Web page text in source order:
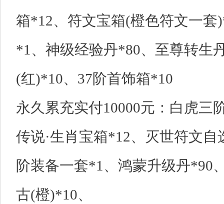
箱*12、符文宝箱(橙色符文一
*1、神级经验丹*80、至尊转生
(红)*10、37阶首饰箱*10
永久累充实付10000元：白虎三
传说·生肖宝箱*12、灭世符文
阶装备一套*1、鸿蒙升级丹*90
古(橙)*10、